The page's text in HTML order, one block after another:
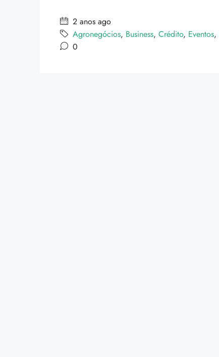
2 anos ago
Agronegócios, Business, Crédito, Eventos,
0